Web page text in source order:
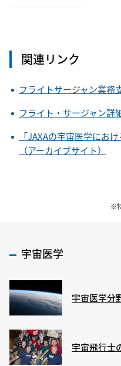
関連リンク
フライトサージャン業務
フライト・サージャン詳
「JAXAの宇宙医学にお
（アーカイブサイト）
※
宇宙医学
宇宙医学分
宇宙飛行士